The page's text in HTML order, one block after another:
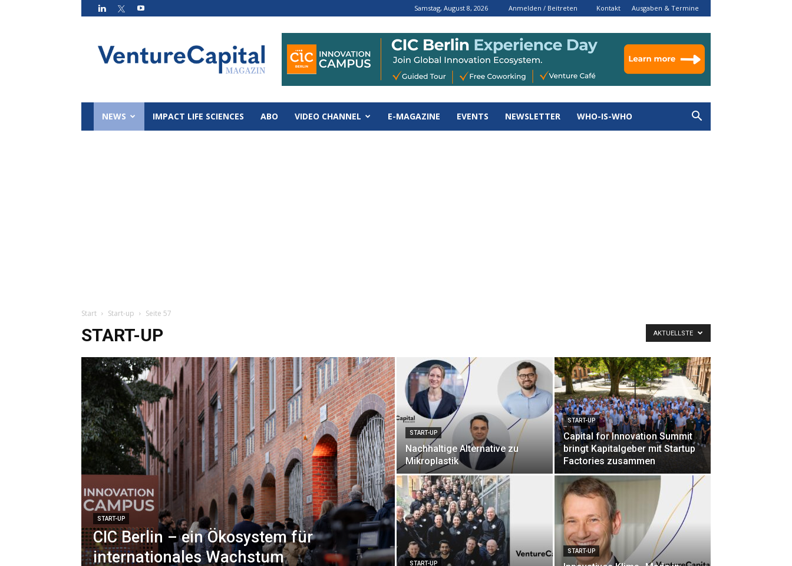
Samstag, August 8, 2026 Anmelden / Beitreten Kontakt Ausgaben & Termine
Magazin
NEWS IMPACT LIFE SCIENCES ABO VIDEO CHANNEL E-MAGAZINE EVENTS NEWSLETTER WHO-IS-WHO
Start Start-up Seite 57
START-UP AKTUELLSTE
START-UP
CIC Berlin – ein Ökosystem für
internationales Wachstum
START-UP
Nachhaltige ­Alternative zu
Mikroplastik
START-UP
Capital for Innovation Summit
bringt Kapitalgeber mit Startup
Factories zusammen
START-UP
START-UP